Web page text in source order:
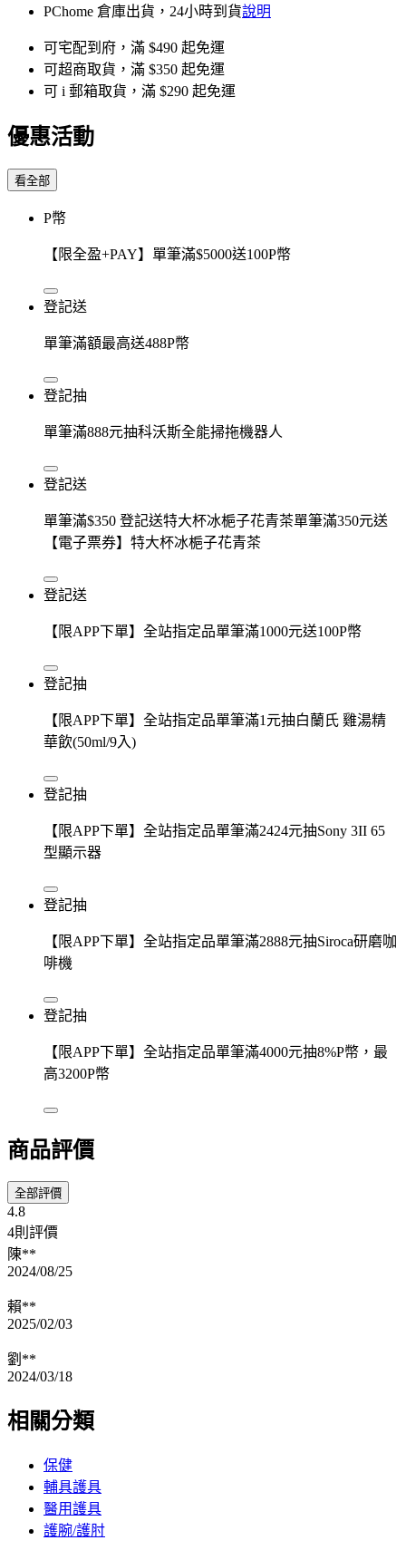
PChome 倉庫出貨，24小時到貨說明
可宅配到府，滿 $490 起免運
可超商取貨，滿 $350 起免運
可 i 郵箱取貨，滿 $290 起免運
優惠活動
看全部
P幣
【限全盈+PAY】單筆滿$5000送100P幣
登記送
單筆滿額最高送488P幣
登記抽
單筆滿888元抽科沃斯全能掃拖機器人
登記送
單筆滿$350 登記送特大杯冰梔子花青茶單筆滿350元送
【電子票券】特大杯冰梔子花青茶
登記送
【限APP下單】全站指定品單筆滿1000元送100P幣
登記抽
【限APP下單】全站指定品單筆滿1元抽白蘭氏 雞湯精
華飲(50ml/9入)
登記抽
【限APP下單】全站指定品單筆滿2424元抽Sony 3II 65
型顯示器
登記抽
【限APP下單】全站指定品單筆滿2888元抽Siroca研磨咖
啡機
登記抽
【限APP下單】全站指定品單筆滿4000元抽8%P幣，最
高3200P幣
商品評價
全部評價
4.8
4則評價
陳**
2024/08/25
賴**
2025/02/03
劉**
2024/03/18
相關分類
保健
輔具護具
醫用護具
護腕/護肘